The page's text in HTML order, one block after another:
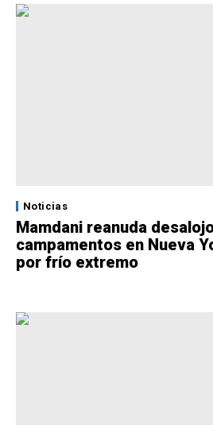
Noticias
Mamdani reanuda
campamentos en Nueva
por frío extremo